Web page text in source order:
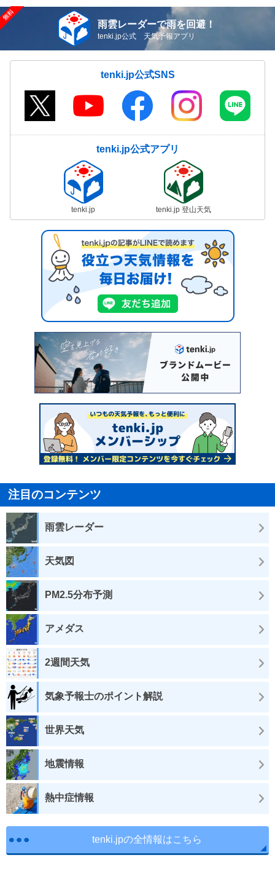
雨雲レーダーで雨を回避！
tenki.jp公式 天気予報アプリ
tenki.jp公式SNS
tenki.jp公式アプリ
tenki.jp tenki.jp 登山天気
注目のコンテンツ
雨雲レーダー
天気図
PM2.5分布予測
アメダス
2週間天気
気象予報士のポイント解説
世界天気
地震情報
熱中症情報
tenki.jpの全情報はこちら